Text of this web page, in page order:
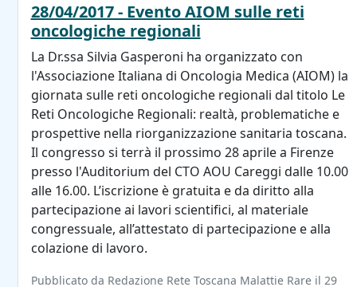
28/04/2017 - Evento AIOM sulle reti
oncologiche regionali
La Dr.ssa Silvia Gasperoni ha organizzato con
l'Associazione Italiana di Oncologia Medica (AIOM) la
giornata sulle reti oncologiche regionali dal titolo Le
Reti Oncologiche Regionali: realtà, problematiche e
prospettive nella riorganizzazione sanitaria toscana.
Il congresso si terrà il prossimo 28 aprile a Firenze
presso l'Auditorium del CTO AOU Careggi dalle 10.00
alle 16.00. L’iscrizione è gratuita e da diritto alla
partecipazione ai lavori scientifici, al materiale
congressuale, all’attestato di partecipazione e alla
colazione di lavoro.
Pubblicato da Redazione Rete Toscana Malattie Rare il 29